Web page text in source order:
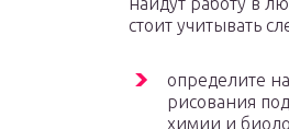
стоит учитывать
определите
рисования
химии и